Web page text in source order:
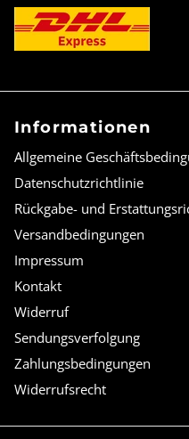
Informationen
Allgemeine
Datenschutzrichtlinie
Rückgabe- und
Versandbedingungen
Impressum
Kontakt
Widerruf
Sendungsverfolgung
Zahlungsbedingungen
Widerrufsrecht